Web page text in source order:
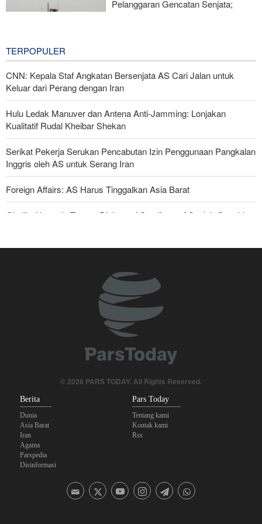
Pelanggaran Gencatan Senjata;
TERPOPULER
CNN: Kepala Staf Angkatan Bersenjata AS Cari Jalan untuk
Keluar dari Perang dengan Iran
Hulu Ledak Manuver dan Antena Anti-Jamming: Lonjakan
Kualitatif Rudal Kheibar Shekan
Serikat Pekerja Serukan Pencabutan Izin Penggunaan Pangkalan
Inggris oleh AS untuk Serang Iran
Foreign Affairs: AS Harus Tinggalkan Asia Barat
Ghalibaf kepada Trump: Diplomasi Sandiwara AS telah Gagal !
Joe Kent: Komunitas Intelijen AS Tahu Iran Tidak Buat Nuklir, Tapi
Suara Mereka Dibungkam
Mengapa Lobi Zionis di Amerika Tidak Lagi Seefektif Dulu?
Sanders: Trump Berbahaya Seret AS dalam Perang yang
Menghancurkan© 2026 PARS TODAY. All Rights Reserved.
Berita
Dunia
Asia Barat
Iran
Agama
Parspedia
Disinformasi
Pars Today
Tentang kami
Kontak kami
Rss